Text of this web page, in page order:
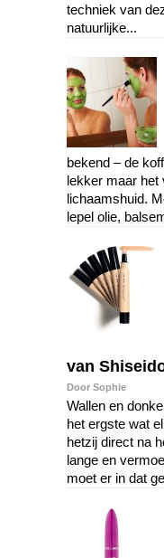
techniek van
natuurlijke...
bekend – de
lekker maar het
lichaamshuid.
lepel olie,
van
Door Sophie
Wallen en
het ergste wat
hetzij direct na
lange en
moet er in dat